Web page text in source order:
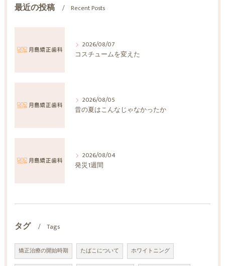
最近の投稿 Recent Posts
2026/08/07
コスチュームを変えた
2026/08/05
昔の夏はこんなじゃなかったか
2026/08/04
発災1週間
タグ Tags
矯正治療の開始時期 たばこについて ホワイトニング